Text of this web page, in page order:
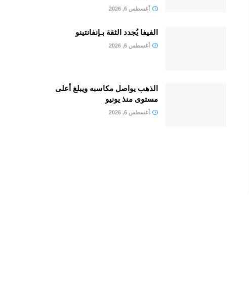
أغسطس 6, 2026
الفيفا يُجدد الثقة بـإنفانتينو
أغسطس 6, 2026
الذهب يواصل مكاسبه ويبلغ أعلى
مستوى منذ يونيو
أغسطس 6, 2026